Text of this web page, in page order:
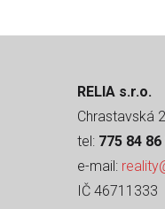
RELIA s.r.o.
Chrastavská
tel: 775 84
e-mail:
IČ 46711333